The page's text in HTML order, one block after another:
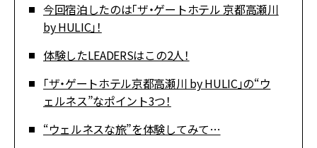
今回宿泊したのは「ザ・ゲートホテル 京都高瀬川
by HULIC」！
体験したLEADERSはこの2人！
「ザ・ゲートホテル京都高瀬川 by HULIC」の“ウ
ェルネス”なポイント3つ！
“ウェルネスな旅”を体験してみて…